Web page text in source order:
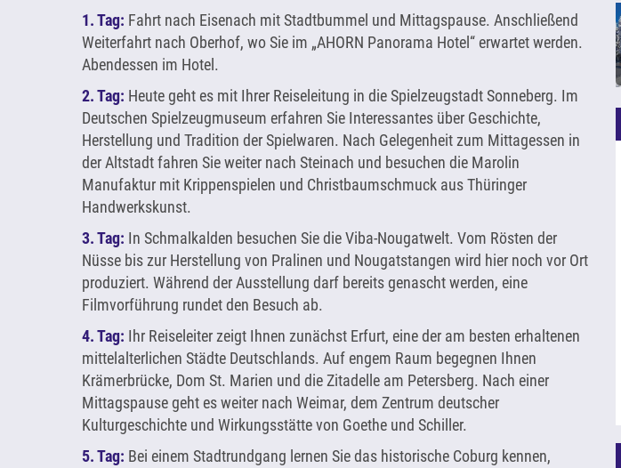
1. Tag: Fahrt nach Eisenach mit Stadtbummel und Mittagspause. Anschließend
Weiterfahrt nach Oberhof, wo Sie im „AHORN Panorama Hotel“ erwartet werden.
Abendessen im Hotel.
2. Tag: Heute geht es mit Ihrer Reiseleitung in die Spielzeugstadt Sonneberg. Im
Deutschen Spielzeugmuseum erfahren Sie Interessantes über Geschichte,
Herstellung und Tradition der Spielwaren. Nach Gelegenheit zum Mittagessen in
der Altstadt fahren Sie weiter nach Steinach und besuchen die Marolin
Manufaktur mit Krippenspielen und Christbaumschmuck aus Thüringer
Handwerkskunst.
3. Tag: In Schmalkalden besuchen Sie die Viba-Nougatwelt. Vom Rösten der
Nüsse bis zur Herstellung von Pralinen und Nougatstangen wird hier noch vor Ort
produziert. Während der Ausstellung darf bereits genascht werden, eine
Filmvorführung rundet den Besuch ab.
4. Tag: Ihr Reiseleiter zeigt Ihnen zunächst Erfurt, eine der am besten erhaltenen
mittelalterlichen Städte Deutschlands. Auf engem Raum begegnen Ihnen
Krämerbrücke, Dom St. Marien und die Zitadelle am Petersberg. Nach einer
Mittagspause geht es weiter nach Weimar, dem Zentrum deutscher
Kulturgeschichte und Wirkungsstätte von Goethe und Schiller.
5. Tag: Bei einem Stadtrundgang lernen Sie das historische Coburg kennen,